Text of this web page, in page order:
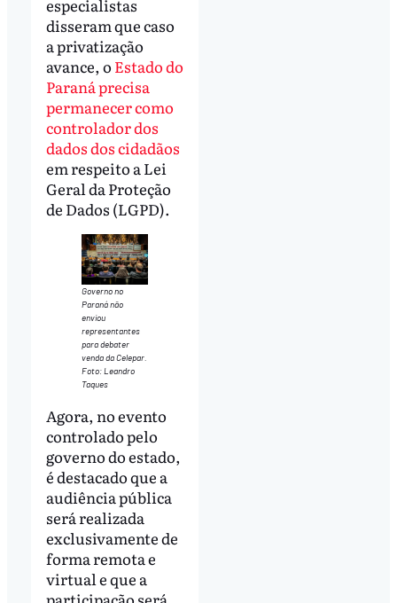
especialistas
disseram que caso
a privatização
avance, o Estado do
Paraná precisa
permanecer como
controlador dos
dados dos cidadãos
em respeito a Lei
Geral da Proteção
de Dados (LGPD).
Governo no
Paraná não
enviou
representantes
para debater
venda da Celepar.
Foto: Leandro
Taques
Agora, no evento
controlado pelo
governo do estado,
é destacado que a
audiência pública
será realizada
exclusivamente de
forma remota e
virtual e que a